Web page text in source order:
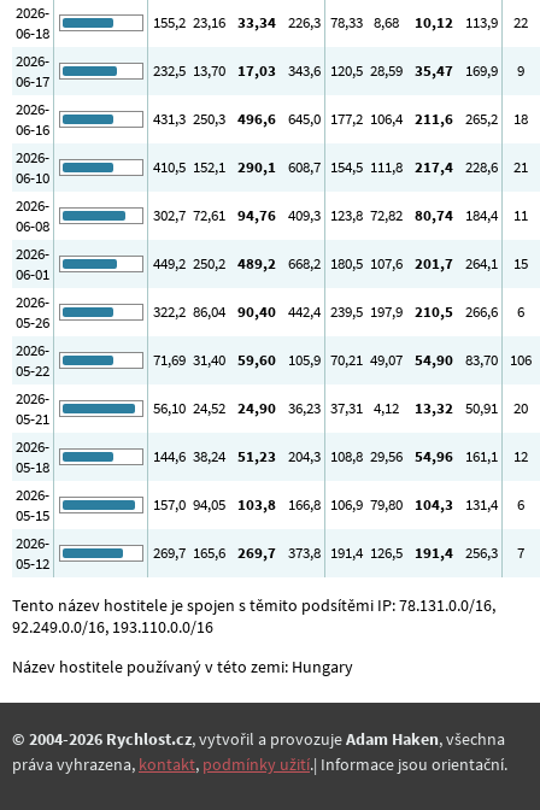
2026-
06-18
155,2 23,16 33,34 226,3 78,33 8,68 10,12 113,9
22
2026-
06-17
232,5 13,70 17,03 343,6 120,5 28,59 35,47 169,9
9
2026-
06-16
431,3 250,3 496,6 645,0 177,2 106,4 211,6 265,2
18
2026-
06-10
410,5 152,1 290,1 608,7 154,5 111,8 217,4 228,6
21
2026-
06-08
302,7 72,61 94,76 409,3 123,8 72,82 80,74 184,4
11
2026-
06-01
449,2 250,2 489,2 668,2 180,5 107,6 201,7 264,1
15
2026-
05-26
322,2 86,04 90,40 442,4 239,5 197,9 210,5 266,6
6
2026-
05-22
71,69 31,40 59,60 105,9 70,21 49,07 54,90 83,70
106
2026-
05-21
56,10 24,52 24,90 36,23 37,31 4,12 13,32 50,91
20
2026-
05-18
144,6 38,24 51,23 204,3 108,8 29,56 54,96 161,1
12
2026-
05-15
157,0 94,05 103,8 166,8 106,9 79,80 104,3 131,4
6
2026-
05-12
269,7 165,6 269,7 373,8 191,4 126,5 191,4 256,3 7
Tento název hostitele je spojen s těmito podsítěmi IP: 78.131.0.0/16,
92.249.0.0/16, 193.110.0.0/16
Název hostitele používaný v této zemi: Hungary
© 2004-2026 Rychlost.cz, vytvořil a provozujeAdam Haken, všechna
práva vyhrazena, kontakt, podmínky užití.| Informace jsou orientační.